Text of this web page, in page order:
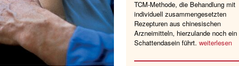
TCM-Methode, die Behandlung mit
individuell zusammengesetzten
Rezepturen aus chinesischen
Arzneimitteln, hierzulande noch ein
Schattendasein führt.weiterlesen